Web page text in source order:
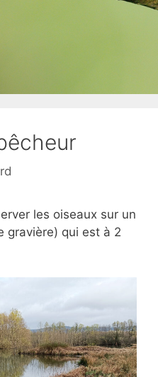
les oiseaux sur un
gravière) qui est à 2